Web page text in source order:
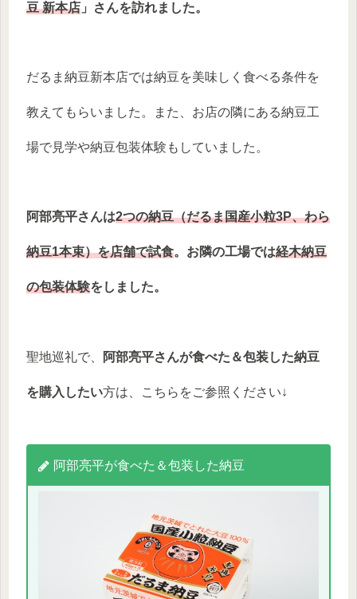
豆 新本店 」さんを訪れました。
だるま納豆新本店では納豆を美味しく食べる条件を
教えてもらいました。また、お店の隣にある納豆工
場で見学や納豆包装体験もしていました。
阿部亮平さんは2つの納豆（だるま国産小粒3P、わら
納豆1本束）を店舗で試食。お隣の工場では経木納豆
の包装体験をしました。
聖地巡礼で、 阿部亮平さんが食べた＆包装した納豆
を購入したい方は、こちらをご参照ください↓
阿部亮平が食べた＆包装した納豆